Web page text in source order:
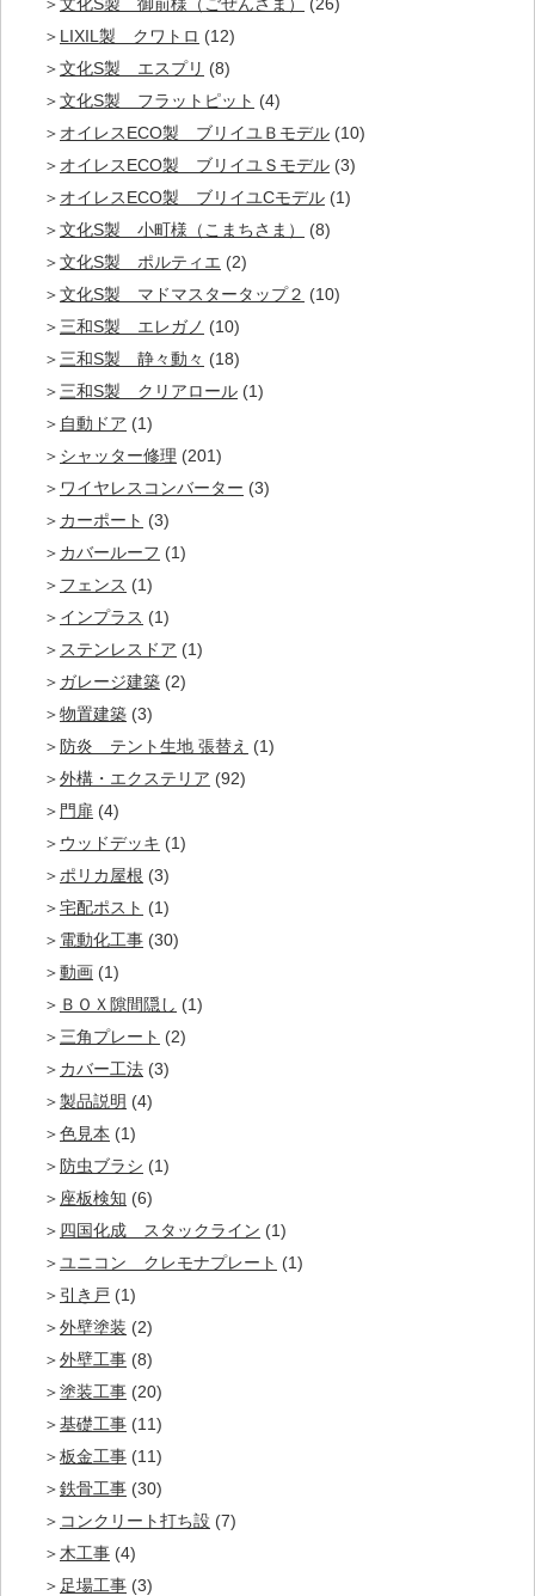
LIXIL製 クワトロ (12)
文化S製 エスプリ (8)
文化S製 フラットピット (4)
オイレスECO製 ブリイユＢモデル (10)
オイレスECO製 ブリイユＳモデル (3)
オイレスECO製 ブリイユCモデル (1)
文化S製 小町様（こまちさま）
(8)
文化S製 ポルティエ (2)
文化S製 マドマスタータップ２ (10)
三和S製 エレガノ (10)
三和S製 静々動々 (18)
三和S製 クリアロール (1)
自動ドア (1)
シャッター修理 (201)
ワイヤレスコンバーター (3)
カーポート (3)
カバールーフ (1)
フェンス (1)
インプラス (1)
ステンレスドア (1)
ガレージ建築 (2)
物置建築 (3)
防炎 テント生地 張替え (1)
外構・エクステリア (92)
門扉 (4)
ウッドデッキ (1)
ポリカ屋根 (3)
宅配ポスト (1)
電動化工事 (30)
動画 (1)
ＢＯＸ隙間隠し (1)
三角プレート (2)
カバー工法 (3)
製品説明 (4)
色見本 (1)
防虫ブラシ (1)
座板検知 (6)
四国化成 スタックライン (1)
ユニコン クレモナプレート (1)
引き戸 (1)
外壁塗装 (2)
外壁工事 (8)
塗装工事 (20)
基礎工事 (11)
板金工事 (11)
鉄骨工事 (30)
コンクリート打ち設 (7)
木工事 (4)
足場工事 (3)